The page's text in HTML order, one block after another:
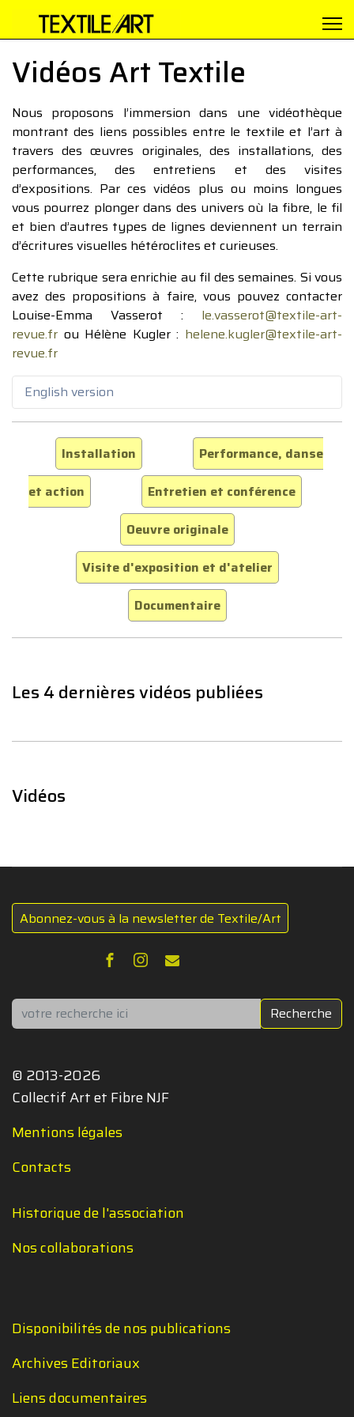
Vidéos Art Textile
Nous proposons l’immersion dans une vidéothèque
montrant des liens possibles entre le textile et l’art à
travers des œuvres originales, des installations, des
performances, des entretiens et des visites
d’expositions. Par ces vidéos plus ou moins longues
vous pourrez plonger dans des univers où la fibre, le fil
et bien d’autres types de lignes deviennent un terrain
d’écritures visuelles hétéroclites et curieuses.
Cette rubrique sera enrichie au fil des semaines. Si vous
avez des propositions à faire, vous pouvez contacter
Louise-Emma Vasserot : le.vasserot@textile-art-
revue.fr ou Hélène Kugler : helene.kugler@textile-art-
revue.fr
English version
Installation
Performance, danse
et action
Entretien et conférence
Oeuvre originale
Visite d'exposition et d'atelier
Documentaire
Les 4 dernières vidéos publiées
Vidéos
Abonnez-vous à la newsletter de Textile/Art
Rechercher Recherche
© 2013-2026
Collectif Art et Fibre NJF
Mentions légales
Contacts
Historique de l'association
Nos collaborations
Disponibilités de nos publications
Archives Editoriaux
Liens documentaires